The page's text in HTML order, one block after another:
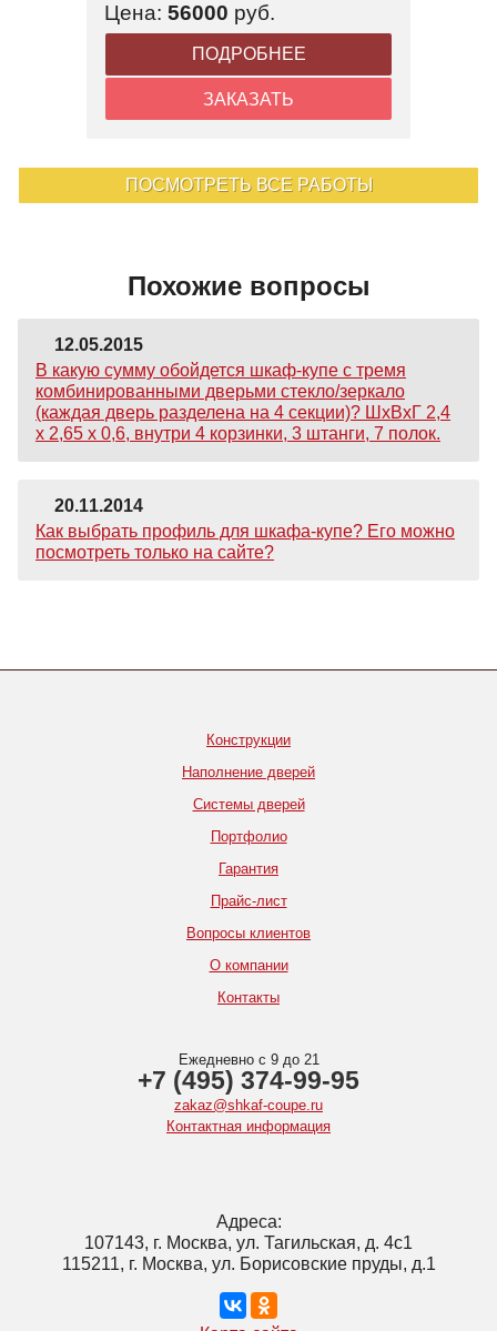
Цена: 56000 руб.
ПОДРОБНЕЕ
ЗАКАЗАТЬ
ПОСМОТРЕТЬ ВСЕ РАБОТЫ
Похожие вопросы
12.05.2015
В какую сумму обойдется шкаф-купе с тремя
комбинированными дверьми стекло/зеркало
(каждая дверь разделена на 4 секции)? ШхВхГ 2,4
х 2,65 х 0,6, внутри 4 корзинки, 3 штанги, 7 полок.
20.11.2014
Как выбрать профиль для шкафа-купе? Его можно
посмотреть только на сайте?
Конструкции
Наполнение дверей
Системы дверей
Портфолио
Гарантия
Прайс-лист
Вопросы клиентов
О компании
Контакты
Ежедневно с 9 до 21
+7 (495) 374-99-95
zakaz@shkaf-coupe.ru
Контактная информация
Адреса:
107143, г. Москва, ул. Тагильская, д. 4с1
115211, г. Москва, ул. Борисовские пруды, д.1